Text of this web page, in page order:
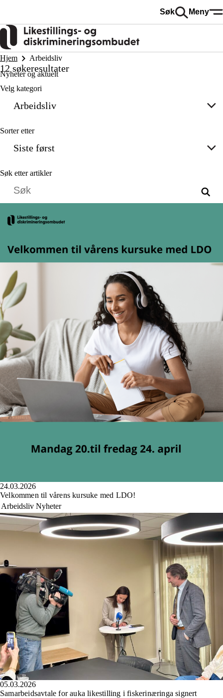
Søk Meny
Hjem
Arbeidsliv
Nyheter og aktuelt
12 søkeresultater
Velg kategori
Arbeidsliv
Sorter etter
Siste først
Søk etter artikler
24.03.2026
Velkommen til vårens kursuke med LDO!
Arbeidsliv Nyheter
05.03.2026
Samarbeidsavtale for auka likestilling i fiskerinæringa signert